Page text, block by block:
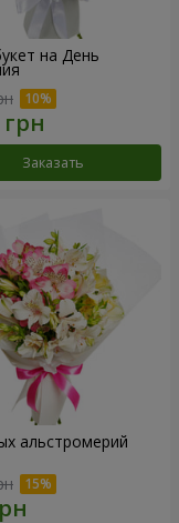
на День
Заказать
альстромерий